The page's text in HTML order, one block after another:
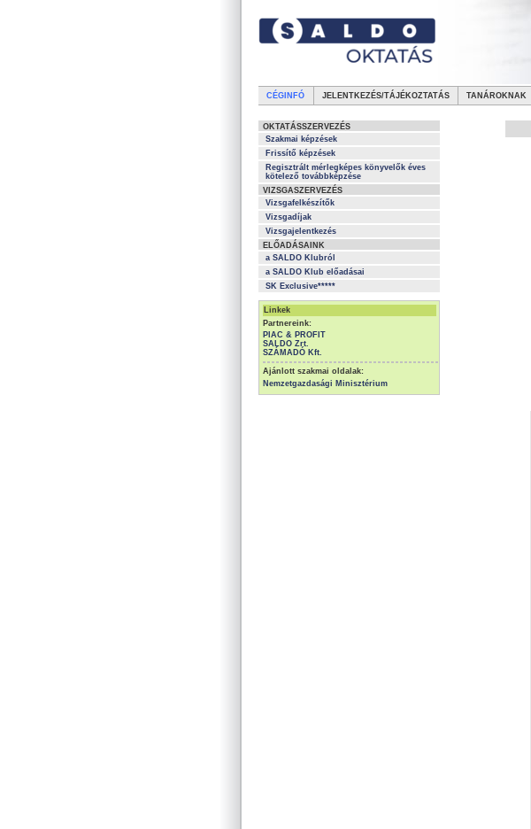
CÉGINFÓ JELENTKEZÉS/TÁJÉKOZTATÁS TANÁROKNAK
OKTATÁSSZERVEZÉS
Szakmai képzések
Frissítő képzések
Regisztrált mérlegképes könyvelők éves
kötelező továbbképzése
VIZSGASZERVEZÉS
Vizsgafelkészítők
Vizsgadíjak
Vizsgajelentkezés
ELŐADÁSAINK
a SALDO Klubról
a SALDO Klub előadásai
SK Exclusive*****
Linkek
Partnereink:
PIAC & PROFIT
SALDO Zrt.
SZÁMADÓ Kft.
Ajánlott szakmai oldalak:
Nemzetgazdasági Minisztérium